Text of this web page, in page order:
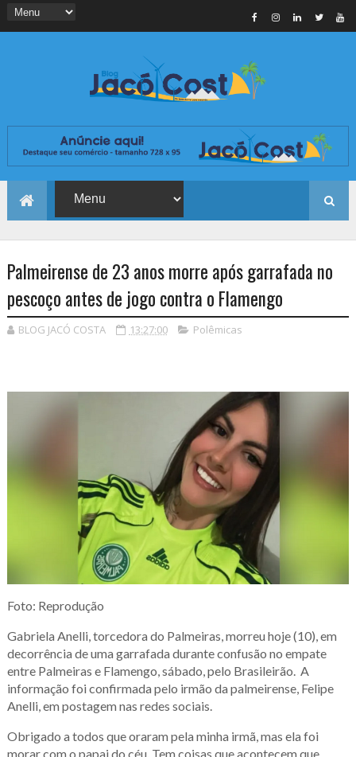
Palmeirense de 23 anos morre após garrafada no
pescoço antes de jogo contra o Flamengo
BLOG JACÓ COSTA 13:27:00 Polêmicas
Foto: Reprodução
Gabriela Anelli, torcedora do Palmeiras, morreu hoje (10), em
decorrência de uma garrafada durante confusão no empate
entre Palmeiras e Flamengo, sábado, pelo Brasileirão. A
informação foi confirmada pelo irmão da palmeirense, Felipe
Anelli, em postagem nas redes sociais.
Obrigado a todos que oraram pela minha irmã, mas ela foi
morar com o papai do céu. Tem coisas que acontecem que